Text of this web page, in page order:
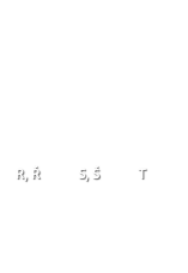
R, Ř S, Š T